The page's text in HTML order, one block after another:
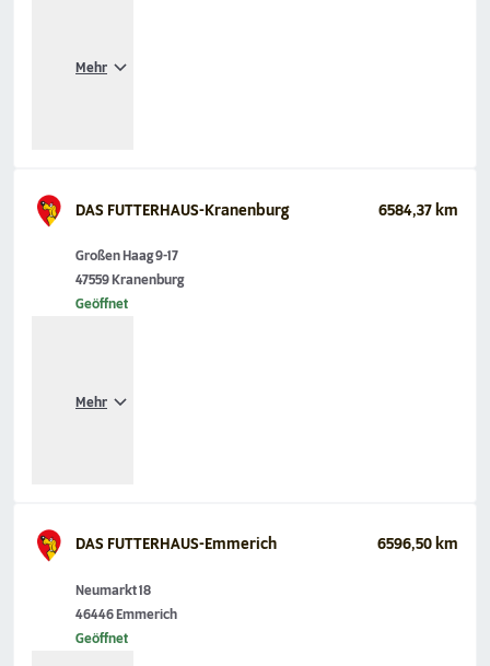
Mehr
DAS FUTTERHAUS-Kranenburg 6584,37 km
Großen Haag 9-17
47559 Kranenburg
Geöffnet
Mehr
DAS FUTTERHAUS-Emmerich 6596,50 km
Neumarkt 18
46446 Emmerich
Geöffnet